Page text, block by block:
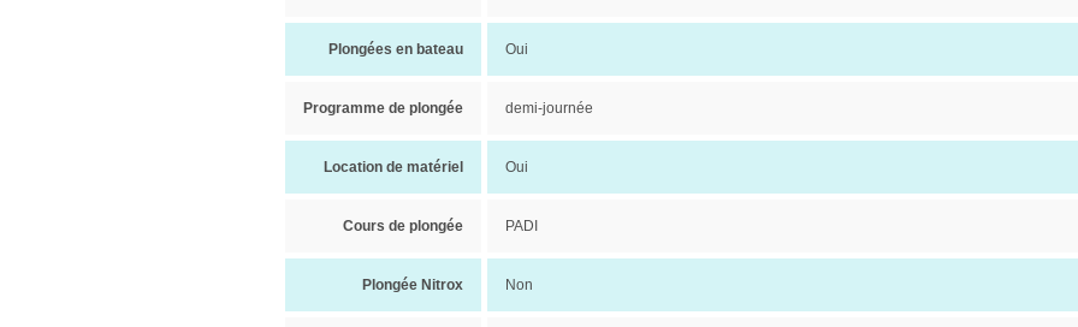
Plongées en bateau Oui
Programme de plongée demi-journée
Location de matériel Oui
Cours de plongée PADI
Plongée Nitrox Non